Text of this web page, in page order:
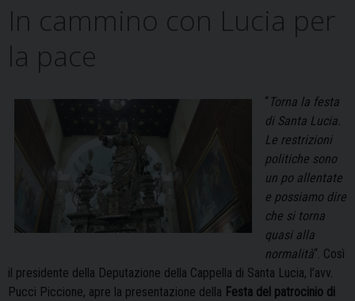
In cammino con Lucia per
la pace
“ Torna la festa
di Santa Lucia.
Le restrizioni
politiche sono
un po allentate
e possiamo dire
che si torna
quasi alla
normalità“. Così
il presidente della Deputazione della Cappella di Santa Lucia, l’avv.
Pucci Piccione, apre la presentazione della Festa del patrocinio di